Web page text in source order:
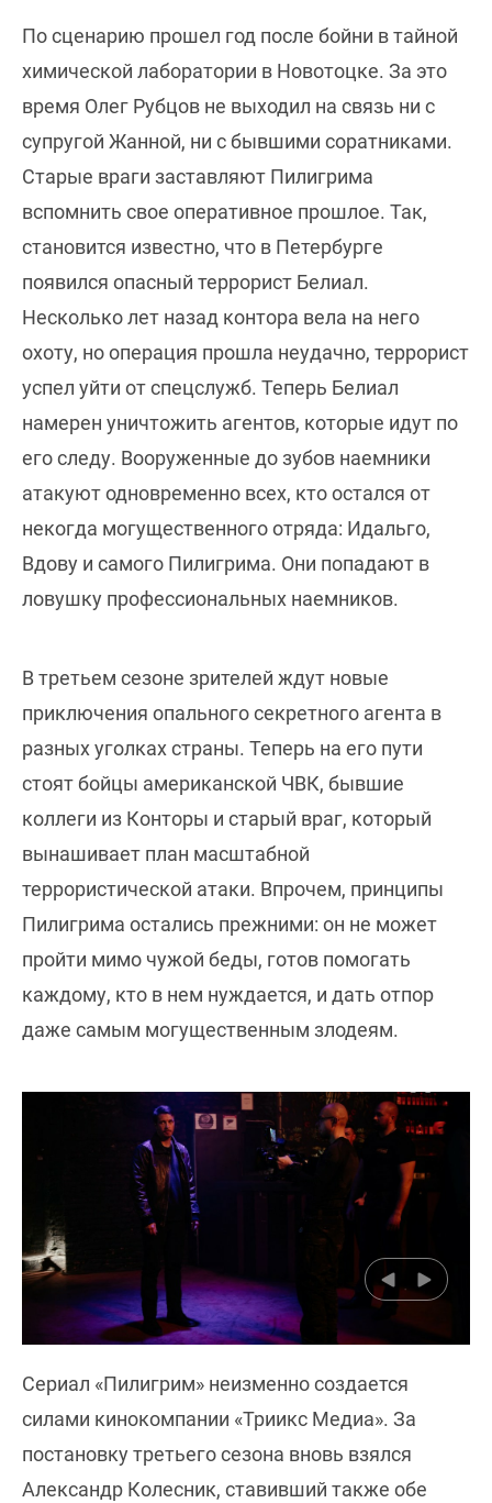
По сценарию прошел год после бойни в тайной
химической лаборатории в Новотоцке. За это
время Олег Рубцов не выходил на связь ни с
супругой Жанной, ни с бывшими соратниками.
Старые враги заставляют Пилигрима
вспомнить свое оперативное прошлое. Так,
становится известно, что в Петербурге
появился опасный террорист Белиал.
Несколько лет назад контора вела на него
охоту, но операция прошла неудачно, террорист
успел уйти от спецслужб. Теперь Белиал
намерен уничтожить агентов, которые идут по
его следу. Вооруженные до зубов наемники
атакуют одновременно всех, кто остался от
некогда могущественного отряда: Идальго,
Вдову и самого Пилигрима. Они попадают в
ловушку профессиональных наемников.
В третьем сезоне зрителей ждут новые
приключения опального секретного агента в
разных уголках страны. Теперь на его пути
стоят бойцы американской ЧВК, бывшие
коллеги из Конторы и старый враг, который
вынашивает план масштабной
террористической атаки. Впрочем, принципы
Пилигрима остались прежними: он не может
пройти мимо чужой беды, готов помогать
каждому, кто в нем нуждается, и дать отпор
даже самым могущественным злодеям.
Сериал «Пилигрим» неизменно создается
силами кинокомпании «Триикс Медиа». За
постановку третьего сезона вновь взялся
Александр Колесник, ставивший также обе